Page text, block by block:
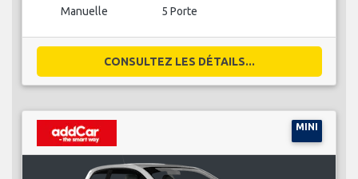
Manuelle 5 Porte
CONSULTEZ LES DÉTAILS...
MINI